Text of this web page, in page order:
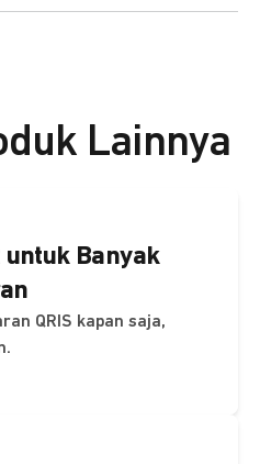
Lainnya
untuk Banyak
QRIS kapan saja,